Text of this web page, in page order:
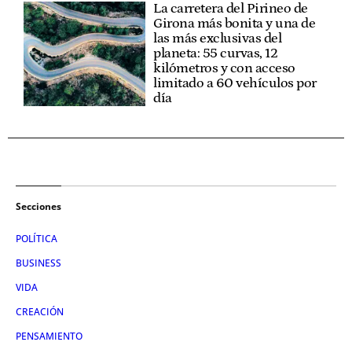
La carretera del Pirineo de
Girona más bonita y una de
las más exclusivas del
planeta: 55 curvas, 12
kilómetros y con acceso
limitado a 60 vehículos por
día
Secciones
POLÍTICA
BUSINESS
VIDA
CREACIÓN
PENSAMIENTO